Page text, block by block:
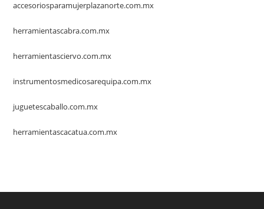
accesoriosparamujerplazanorte.com.mx
herramientascabra.com.mx
herramientasciervo.com.mx
instrumentosmedicosarequipa.com.mx
juguetescaballo.com.mx
herramientascacatua.com.mx